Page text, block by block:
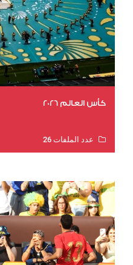
كأس العالم 2026
عدد الملفات 26